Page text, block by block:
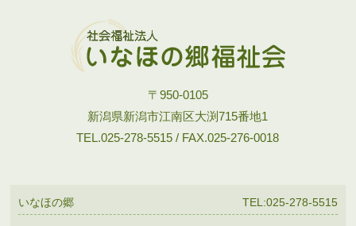
〒950-0105
新潟県新潟市江南区大渕715番地1
TEL.025-278-5515 / FAX.025-276-0018
いなほの郷 TEL:025-278-5515